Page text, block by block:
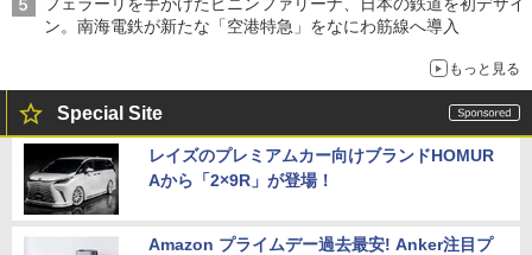
ン。南海電鉄が新たな「空港特急」をなにわ筋線へ導入
もっと見る
Special Site
レイズのプレミアムカー向けブランドHOMUR
Aから「2×9R」が登場！
Amazon プライムデー過去最安! Anker注目プ